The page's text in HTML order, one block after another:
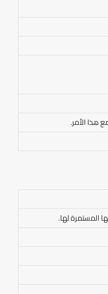
هذا الأمر.
المستمرة لها.